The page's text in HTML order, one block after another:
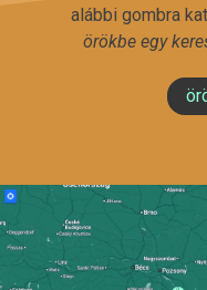
alábbi gombra
örökbe egy